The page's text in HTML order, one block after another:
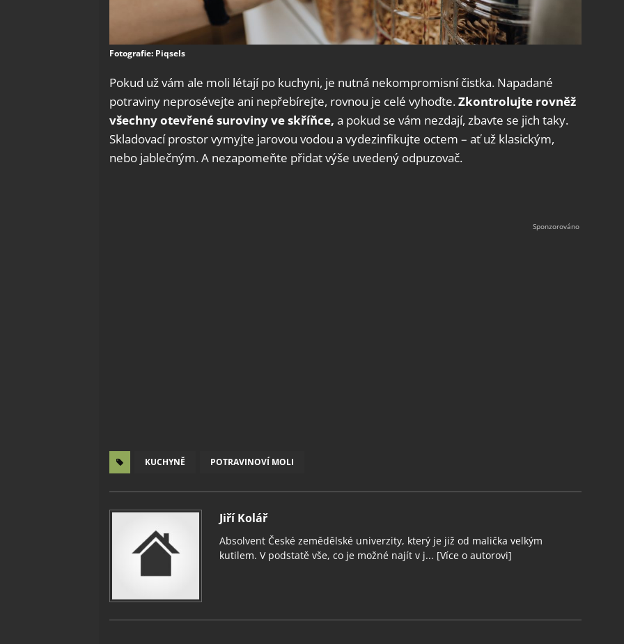
Fotografie: Piqsels
Pokud už vám ale moli létají po kuchyni, je nutná nekompromisní čistka. Napadané
potraviny neprosévejte ani nepřebírejte, rovnou je celé vyhoďte.Zkontrolujte rovněž
všechny otevřené suroviny ve skříňce, a pokud se vám nezdají, zbavte se jich taky.
Skladovací prostor vymyjte jarovou vodou a vydezinfikujte octem – ať už klasickým,
nebo jablečným. A nezapomeňte přidat výše uvedený odpuzovač.
KUCHYNĚ POTRAVINOVÍ MOLI
Jiří Kolář
Absolvent České zemědělské univerzity, který je již od malička velkým
kutilem. V podstatě vše, co je možné najít v j... [Více o autorovi]